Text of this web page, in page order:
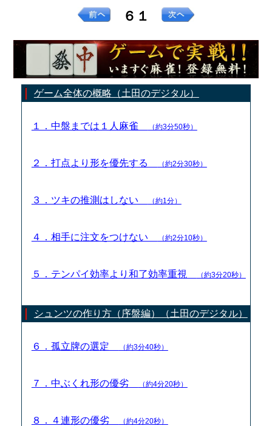
６１
ゲーム全体の概略（土田のデジタル）
１．中盤までは１人麻雀 （約3分50秒）
２．打点より形を優先する （約2分30秒）
３．ツキの推測はしない （約1分）
４．相手に注文をつけない （約2分10秒）
５．テンパイ効率より和了効率重視 （約3分20秒）
シュンツの作り方（序盤編）（土田のデジタル）
６．孤立牌の選定 （約3分40秒）
７．中ぶくれ形の優劣 （約4分20秒）
８．４連形の優劣 （約4分20秒）